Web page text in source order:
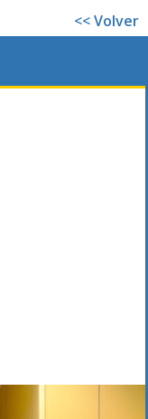
<< Volver